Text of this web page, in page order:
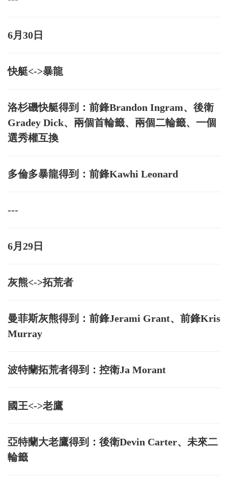
6月30日
快艇<->暴龍
洛杉磯快艇得到：前鋒Brandon Ingram、後衛
Gradey Dick、兩個首輪籤、兩個二輪籤、一個
選秀權互換
多倫多暴龍得到：前鋒Kawhi Leonard
---
6月29日
灰熊<->拓荒者
曼菲斯灰熊得到：前鋒Jerami Grant、前鋒Kris
Murray
波特蘭拓荒者得到：控衛Ja Morant
國王<->老鷹
亞特蘭大老鷹得到：後衛Devin Carter、未來二
輪籤